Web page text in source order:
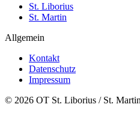
St. Liborius
St. Martin
Allgemein
Kontakt
Datenschutz
Impressum
© 2026 OT St. Liborius / St.